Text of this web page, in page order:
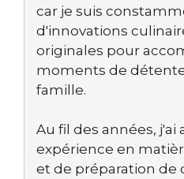
car je suis
d'innovations
originales pour
moments de
famille.
Au fil des années, j'ai
expérience en
et de préparation de